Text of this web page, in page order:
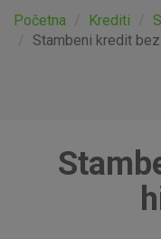
Mala poduzeća i obrtnici
Početna Krediti
Stambeni kredit